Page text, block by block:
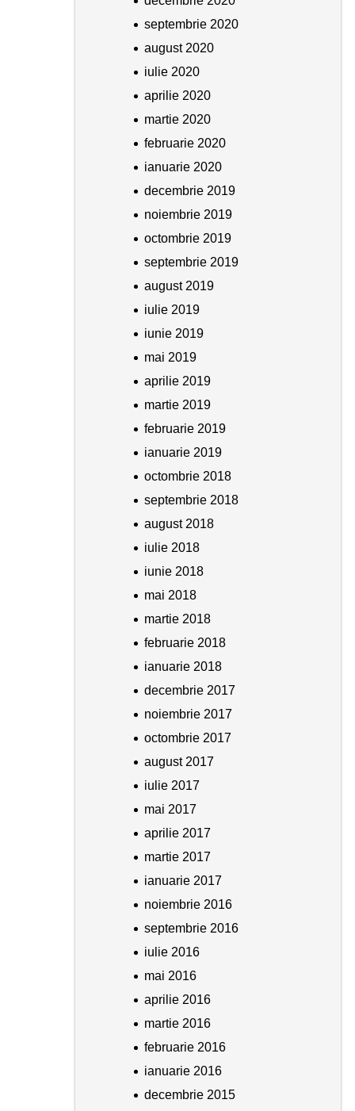
septembrie 2020
august 2020
iulie 2020
aprilie 2020
martie 2020
februarie 2020
ianuarie 2020
decembrie 2019
noiembrie 2019
octombrie 2019
septembrie 2019
august 2019
iulie 2019
iunie 2019
mai 2019
aprilie 2019
martie 2019
februarie 2019
ianuarie 2019
octombrie 2018
septembrie 2018
august 2018
iulie 2018
iunie 2018
mai 2018
martie 2018
februarie 2018
ianuarie 2018
decembrie 2017
noiembrie 2017
octombrie 2017
august 2017
iulie 2017
mai 2017
aprilie 2017
martie 2017
ianuarie 2017
noiembrie 2016
septembrie 2016
iulie 2016
mai 2016
aprilie 2016
martie 2016
februarie 2016
ianuarie 2016
decembrie 2015